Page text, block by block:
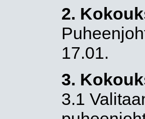
2.
17.01.
3.
3.1